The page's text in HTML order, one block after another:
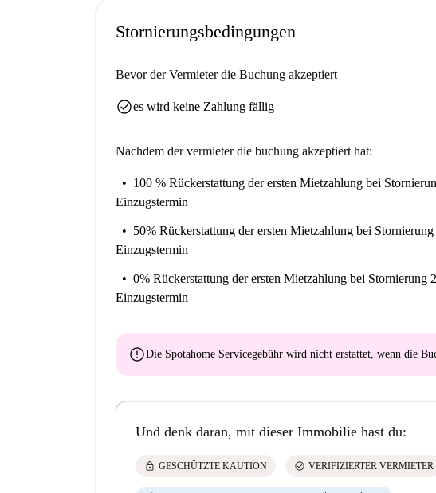
Stornierungsbedingungen
Bevor der Vermieter die Buchung akzeptiert
check_circlees wird keine Zahlung fällig
Nachdem der vermieter die buchung akzeptiert hat:
100 % Rückerstattung der ersten Mietzahlung bei
Einzugstermin
50% Rückerstattung der ersten Mietzahlung bei
Einzugstermin
0% Rückerstattung der ersten Mietzahlung bei Stornierung
Einzugstermin
errorDie Spotahome Servicegebühr wird nicht erstattet, wenn die
Und denk daran, mit dieser Immobilie hast du:
lock GESCHÜTZTE KAUTION check_circle VERIFIZIERTER VERMIETER